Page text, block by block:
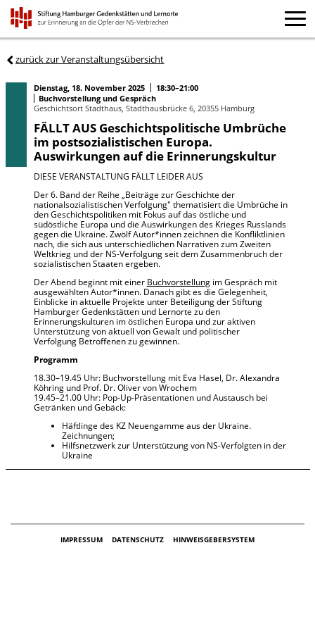
zurück zur Veranstaltungsübersicht
Dienstag, 18. November 2025
18:30–21:00
Buchvorstellung und Gespräch
Geschichtsort Stadthaus, Stadthausbrücke 6, 20355 Hamburg
FÄLLT AUS Geschichtspolitische Umbrüche
im postsozialistischen Europa.
Auswirkungen auf die Erinnerungskultur
DIESE VERANSTALTUNG FÄLLT LEIDER AUS
Der 6. Band der Reihe „Beiträge zur Geschichte der
nationalsozialistischen Verfolgung" thematisiert die Umbrüche in
den Geschichtspolitiken mit Fokus auf das östliche und
südöstliche Europa und die Auswirkungen des Krieges Russlands
gegen die Ukraine. Zwölf Autor*innen zeichnen die Konfliktlinien
nach, die sich aus unterschiedlichen Narrativen zum Zweiten
Weltkrieg und der NS-Verfolgung seit dem Zusammenbruch der
sozialistischen Staaten ergeben.
Der Abend beginnt mit einer Buchvorstellungim Gespräch mit
ausgewählten Autor*innen. Danach gibt es die Gelegenheit,
Einblicke in aktuelle Projekte unter Beteiligung der Stiftung
Hamburger Gedenkstätten und Lernorte zu den
Erinnerungskulturen im östlichen Europa und zur aktiven
Unterstützung von aktuell von Gewalt und politischer
Verfolgung Betroffenen zu gewinnen.
Programm
18.30–19.45 Uhr: Buchvorstellung mit Eva Hasel, Dr. Alexandra
Köhring und Prof. Dr. Oliver von Wrochem
19.45–21.00 Uhr: Pop-Up-Präsentationen und Austausch bei
Getränken und Gebäck:
Häftlinge des KZ Neuengamme aus der Ukraine.
Zeichnungen;
Hilfsnetzwerk zur Unterstützung von NS-Verfolgten in der
Ukraine
IMPRESSUM DATENSCHUTZ HINWEISGEBERSYSTEM